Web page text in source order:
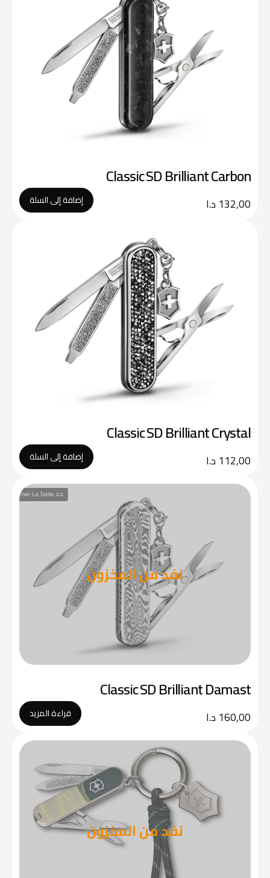
Classic SD Brilliant Carbon
132,00 د.ا إضافة إلى السلة
Classic SD Brilliant Crystal
112,00 د.ا إضافة إلى السلة
نفد من المخزون
Classic SD Brilliant Damast
160,00 د.ا قراءة المزيد
نفد من المخزون